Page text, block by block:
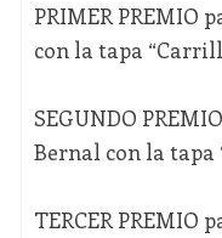
PRIMER PREMIO
con la tapa
SEGUNDO
Bernal con la
TERCER